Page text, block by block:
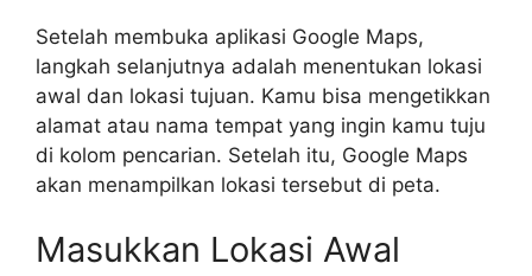
Setelah membuka aplikasi Google Maps,
langkah selanjutnya adalah menentukan lokasi
awal dan lokasi tujuan. Kamu bisa mengetikkan
alamat atau nama tempat yang ingin kamu tuju
di kolom pencarian. Setelah itu, Google Maps
akan menampilkan lokasi tersebut di peta.
Masukkan Lokasi Awal